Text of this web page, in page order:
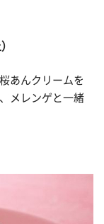
あんクリームを
メレンゲと一緒